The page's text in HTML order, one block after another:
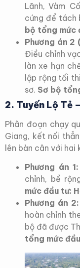
Lãnh, Vàm
cứng để tách
bộ tổng mức
Phương án 2
Điều chỉnh
làn xe hạn
lập rộng tối
sơ. Sơ bộ
2. Tuyến Lộ Tẻ
Phân đoạn chạy
Giang, kết nối
lên bàn cân với
Phương án 1:
chỉnh, bề
mức đầu tư:
Phương án 2:
hoàn chỉnh
bộ đã được
tổng mức